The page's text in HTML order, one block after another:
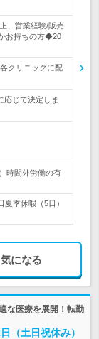
、営業経験/販売
お持ちの方◆20
クリニックに配
応じて決定しま
時間外労働の有
季休暇（5日）
気になる
な医療を展開！転勤
（土日祝休み）